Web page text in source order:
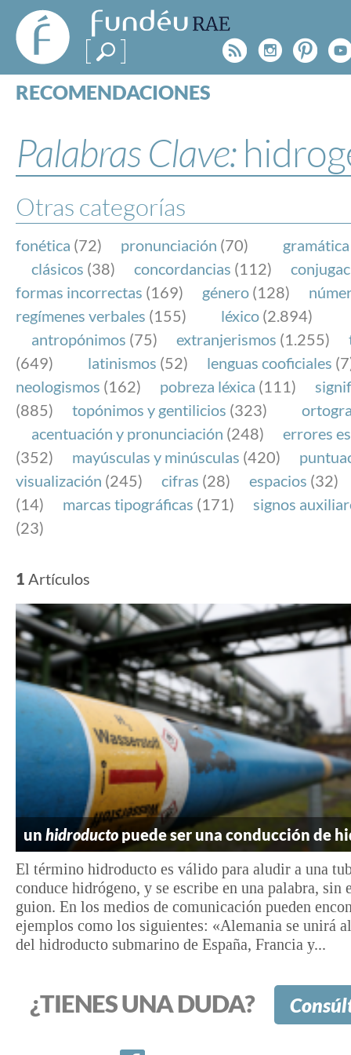
FundéuRAE
- Fundación
del Español
Urgente
Rss
RECOMENDACIONES
ESPECIALES
BLOG
NOTICIAS
SOBRE LA FUNDÉURAE
FundéuRAE es una fundación patrocinada por la
y la Real Academia Española, cuyo objetivo es
el buen uso del español en los medios de
Internet.
Palabras Clave:
Otras categorías
fonética (72) pronunciación (70) gramática
clásicos (38) concordancias (112)
formas incorrectas (169) género (128)
regímenes verbales (155) léxico (2.894)
antropónimos (75) extranjerismos (1.255)
(649)
latinismos (52) lenguas cooficiales
neologismos (162) pobreza léxica (111)
(885)
topónimos y gentilicios (323)
acentuación y pronunciación (248)
errores
(352)
mayúsculas y minúsculas (420)
visualización (245) cifras (28) espacios (32)
(14)
marcas tipográficas (171)
signos
(23)
1 Artículos
un hidroducto puede ser una conducción de
El término hidroducto es válido para aludir a una
conduce hidrógeno, y se escribe en una palabra, sin
guion. En los medios de comunicación pueden
ejemplos como los siguientes: «Alemania se unirá
del hidroducto submarino de España, Francia y...
¿TIENES UNA DUDA?